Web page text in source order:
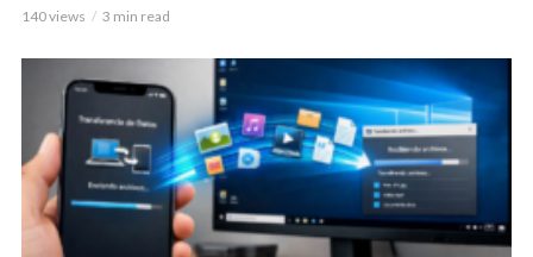
140 views 3 min read